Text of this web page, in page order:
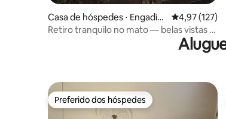
Casa de hóspedes ⋅ Engadin
e
4,97 de uma
4,97 (127)
Retiro tranquilo no mato — belas vistas e
Preferido dos hóspedes
Preferido dos hóspedes